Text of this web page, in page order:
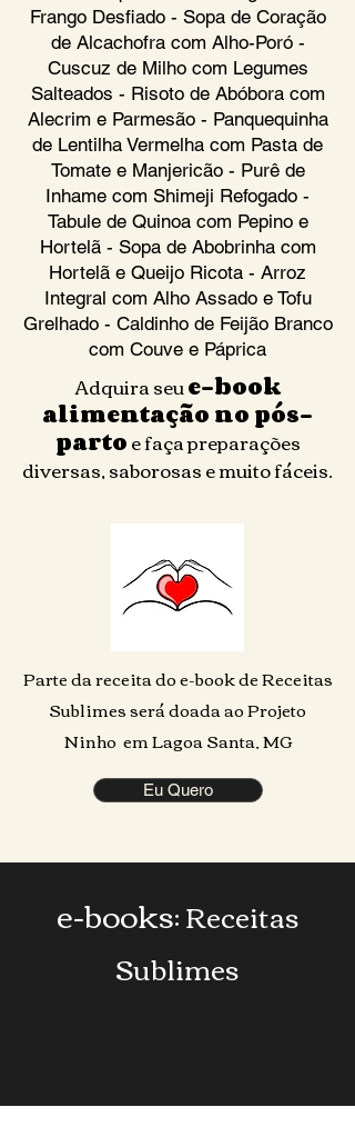
Frango Desfiado - Sopa de Coração
de Alcachofra com Alho-Poró -
Cuscuz de Milho com Legumes
Salteados - Risoto de Abóbora com
Alecrim e Parmesão - Panquequinha
de Lentilha Vermelha com Pasta de
Tomate e Manjericão - Purê de
Inhame com Shimeji Refogado -
Tabule de Quinoa com Pepino e
Hortelã - Sopa de Abobrinha com
Hortelã e Queijo Ricota - Arroz
Integral com Alho Assado e Tofu
Grelhado - Caldinho de Feijão Branco
com Couve e Páprica
Adquira seue-book
alimentação no pós-
partoe faça preparações
diversas, saborosas e muito fáceis.
Parte da receita do e-book de Receitas
Sublimes será doada ao Projeto
Ninho em Lagoa Santa, MG
Eu Quero
e-books: Receitas
Sublimes